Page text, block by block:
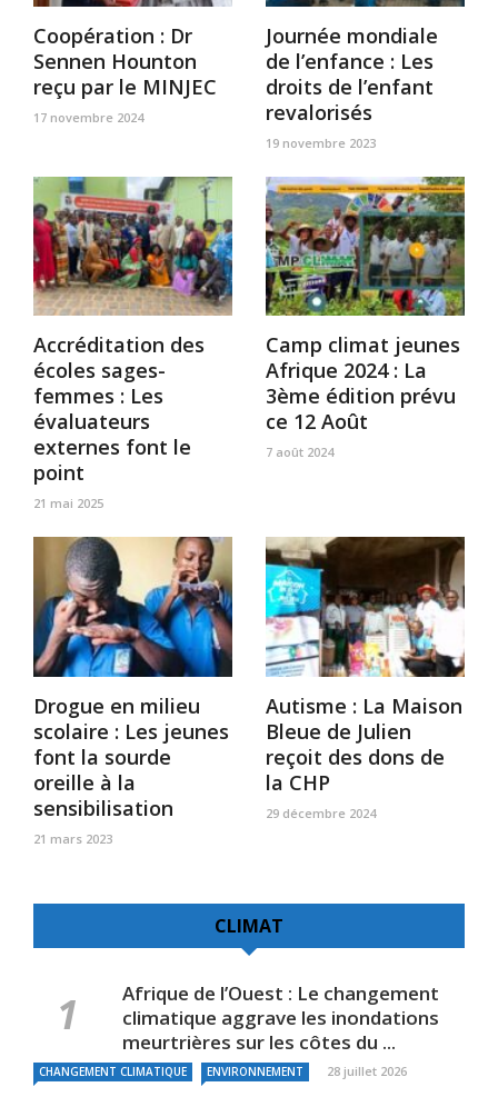
Coopération : Dr
Sennen Hounton
reçu par le MINJEC
17 novembre 2024
Journée mondiale
de l’enfance : Les
droits de l’enfant
revalorisés
19 novembre 2023
Accréditation des
écoles sages-
femmes : Les
évaluateurs
externes font le
point
21 mai 2025
Camp climat jeunes
Afrique 2024 : La
3ème édition prévu
ce 12 Août
7 août 2024
Drogue en milieu
scolaire : Les jeunes
font la sourde
oreille à la
sensibilisation
21 mars 2023
Autisme : La Maison
Bleue de Julien
reçoit des dons de
la CHP
29 décembre 2024
CLIMAT
Afrique de l’Ouest : Le changement
climatique aggrave les inondations
meurtrières sur les côtes du ...
CHANGEMENT CLIMATIQUE ENVIRONNEMENT 28 juillet 2026